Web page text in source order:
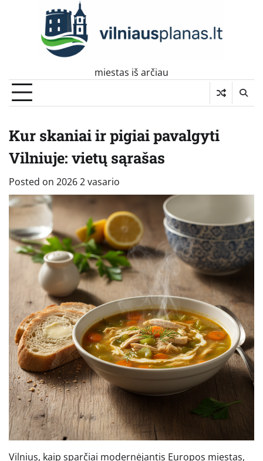
miestas iš arčiau
Kur skaniai ir pigiai pavalgyti
Vilniuje: vietų sąrašas
Posted on 2026 2 vasario
Vilnius, kaip sparčiai modernėjantis Europos miestas,